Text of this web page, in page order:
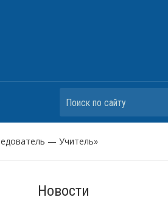
Поиск по сайту
— Учитель»
Новости